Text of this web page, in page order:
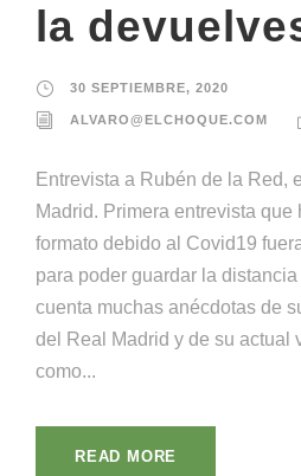
la
30 SEPTIEMBRE, 2020
ALVARO@ELCHOQUE.COM
Entrevista a Rubén de la Red,
Madrid. Primera entrevista
formato debido al Covid19
para poder guardar la
cuenta muchas anécdotas de
del Real Madrid y de su actual
como...
READ MORE